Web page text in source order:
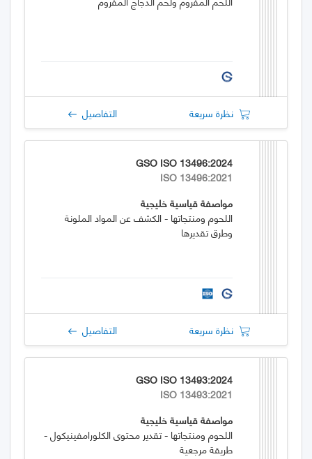
نظرة سريعة التفاصيل
GSO ISO 13496:2024
ISO 13496:2021
مواصفة قياسية خليجية
اللحوم ومنتجاتها - الكشف عن المواد الملونة
وطرق تقديرها
نظرة سريعة التفاصيل
GSO ISO 13493:2024
ISO 13493:2021
مواصفة قياسية خليجية
اللحوم ومنتجاتها - تقدير محتوى الكلورامفينيكول -
طريقة مرجعية